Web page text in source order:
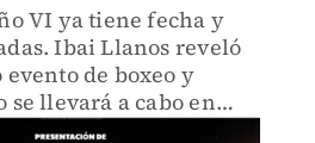
VI ya tiene fecha y
Ibai Llanos reveló
evento de boxeo y
llevará a cabo en